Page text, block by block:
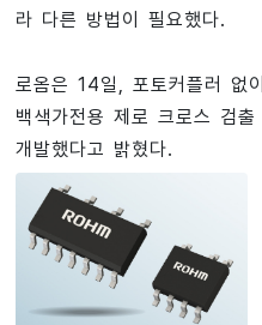
라 다른 방법이 필요했다.
로옴은 14일, 포토커플러 없
백색가전용 제로 크로스 검
개발했다고 밝혔다.